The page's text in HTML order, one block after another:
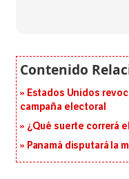
Estados Unidos
campaña electoral
¿Qué suerte correrá
Panamá disputará la